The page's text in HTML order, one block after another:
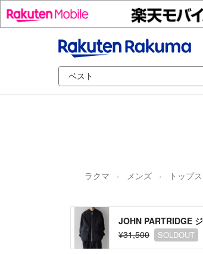
ラクマ メンズ トップス
JOHN PARTRIDGE
¥31,500
SOLDOUT